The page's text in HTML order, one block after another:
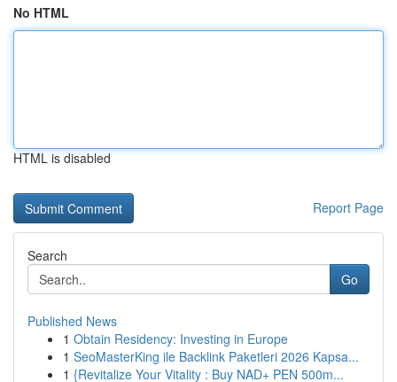
No HTML
HTML is disabled
Report Page
Search
Go
Published News
1 Obtain Residency: Investing in Europe
1 SeoMasterKing ile Backlink Paketleri 2026 Kapsa...
1 {Revitalize Your Vitality : Buy NAD+ PEN 500m...